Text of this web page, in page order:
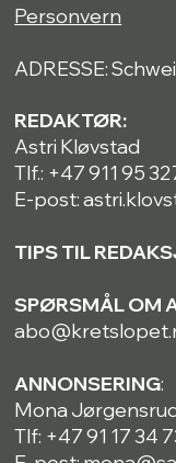
Personvern
ADRESSE:
REDAKTØR:
Astri Kløvstad
Tlf.: +47 911 95
E-post:
TIPS TIL
SPØRSMÅL OM
ANNONSERING:
Mona
Tlf: +47 91 17 34